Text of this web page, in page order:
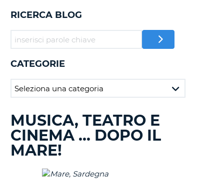
MIO
GESTISCI
ITALIA
RICERCA BLOG
CATEGORIE
RICERCA
BLOG
IN
CORSO......
MUSICA, TEATRO E
CINEMA ... DOPO IL
MARE!